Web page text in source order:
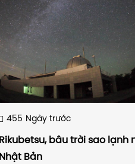
455 Ngày trước
Rikubetsu, bầu trời sao lạnh
Nhật Bản